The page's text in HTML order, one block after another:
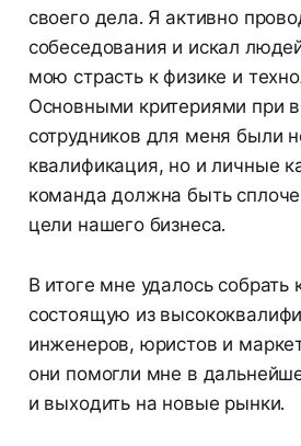
своего дела. Я активно
собеседования и искал
мою страсть к физике и
Основными критериями при
сотрудников для меня были
квалификация, но и личные
команда должна быть
цели нашего бизнеса.
В итоге мне удалось собрать
состоящую из
инженеров, юристов и
они помогли мне в
и выходить на новые рынки.